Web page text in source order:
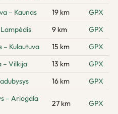
– Kaunas
19 km
GPX
9 km
GPX
– Kulautuva
15 km
GPX
– Vilkija
13 km
GPX
16 km
GPX
– Ariogala
27 km GPX